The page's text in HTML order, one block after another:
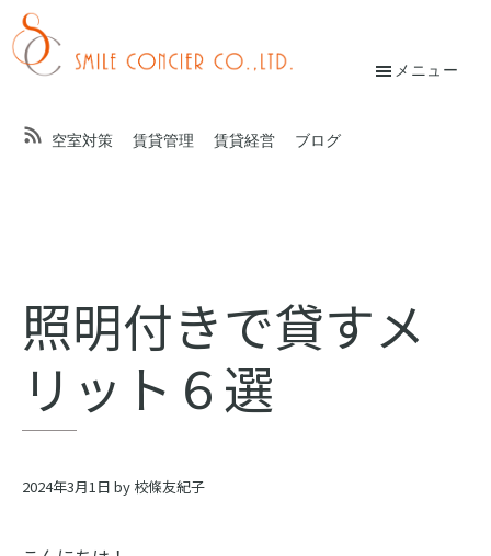
Skip
to
main
Skip
to
footer
條
オ
ン
ラ
イ
ン
ス
空室対策 賃貸管理 賃貸経営 ブログ
メニュー
照明付きで貸すメ
リット６選
2024年3月1日 by 校條友紀子